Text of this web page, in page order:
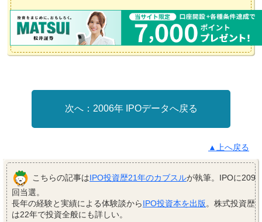
2006年 IPOデータへ戻る
▲上へ戻る
こちらの記事はIPO投資歴21年のカブスルが執筆。IPOに209
回当選。
長年の経験と実績による体験談からIPO投資本を出版。株式投資歴
は22年で投資全般にも詳しい。